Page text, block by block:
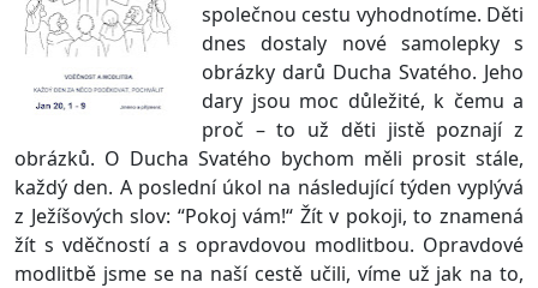
společnou cestu vyhodnotíme. Děti
dnes dostaly nové samolepky s
obrázky darů Ducha Svatého. Jeho
dary jsou moc důležité, k čemu a
proč – to už děti jistě poznají z
obrázků. O Ducha Svatého bychom měli prosit stále,
každý den. A poslední úkol na následující týden vyplývá
z Ježíšových slov: “Pokoj vám!“ Žít v pokoji, to znamená
žít s vděčností a s opravdovou modlitbou. Opravdové
modlitbě jsme se na naší cestě učili, víme už jak na to,